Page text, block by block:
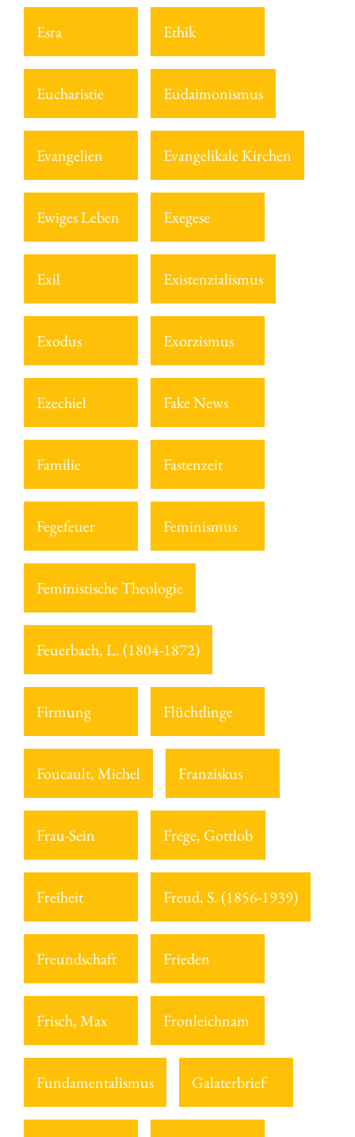
Esra Ethik
Eucharistie Eudaimonismus
Evangelien Evangelikale Kirchen
Ewiges Leben Exegese
Exil Existenzialismus
Exodus Exorzismus
Ezechiel Fake News
Familie Fastenzeit
Fegefeuer Feminismus
Feministische Theologie
Feuerbach, L. (1804-1872)
Firmung Flüchtlinge
Foucault, Michel Franziskus
Frau-Sein Frege, Gottlob
Freiheit Freud, S. (1856-1939)
Freundschaft Frieden
Frisch, Max Fronleichnam
Fundamentalismus Galaterbrief